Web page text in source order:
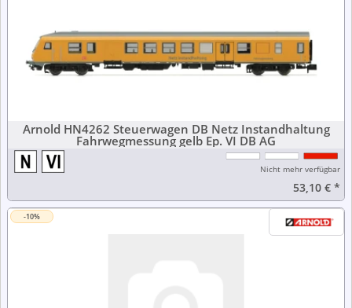
Arnold HN4262 Steuerwagen DB Netz Instandhaltung
Fahrwegmessung gelb Ep. VI DB AG
Nicht mehr verfügbar
53,10 €*
-10%